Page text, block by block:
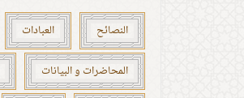
النصائح العبادات
المحاضرات و البيانات